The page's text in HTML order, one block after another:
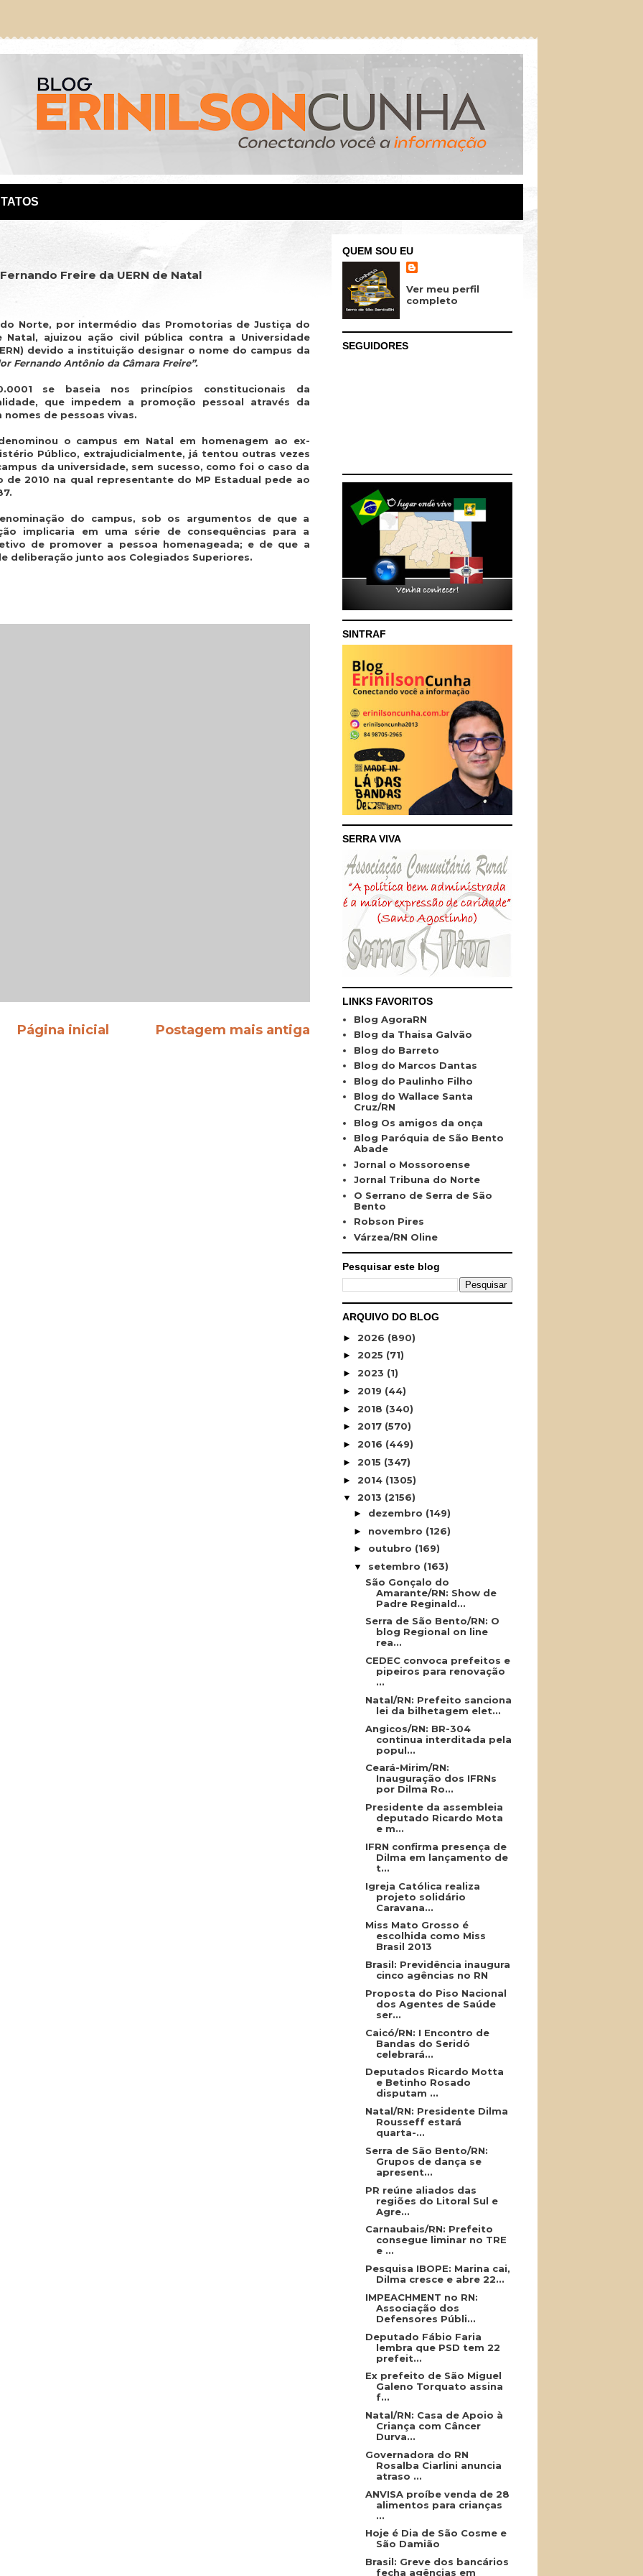
Freire da UERN de Natal
Norte, por intermédio das Promotorias de Justiça do
ajuizou ação civil pública contra a Universidade
devido a instituição designar o nome do campus da
Fernando Antônio da Câmara Freire”.
se baseia nos princípios constitucionais da
que impedem a promoção pessoal através da
de pessoas vivas.
o campus em Natal em homenagem ao ex-
Público, extrajudicialmente, já tentou outras vezes
da universidade, sem sucesso, como foi o caso da
de 2010 na qual representante do MP Estadual pede ao
do campus, sob os argumentos de que a
implicaria em uma série de consequências para a
de promover a pessoa homenageada; e de que a
deliberação junto aos Colegiados Superiores.
Postagem mais antiga
Página inicial
QUEM SOU EU
Ver meu perfil
completo
SEGUIDORES
SINTRAF
SERRA VIVA
LINKS FAVORITOS
Blog AgoraRN
Blog da Thaisa Galvão
Blog do Barreto
Blog do Marcos Dantas
Blog do Paulinho Filho
Blog do Wallace Santa
Cruz/RN
Blog Os amigos da onça
Blog Paróquia de São Bento
Abade
Jornal o Mossoroense
Jornal Tribuna do Norte
O Serrano de Serra de São
Bento
Robson Pires
Várzea/RN Oline
Pesquisar este blog
ARQUIVO DO BLOG
► 2026 (890)
► 2025 (71)
► 2023 (1)
► 2019 (44)
► 2018 (340)
► 2017 (570)
► 2016 (449)
► 2015 (347)
► 2014 (1305)
▼ 2013 (2156)
► dezembro (149)
► novembro (126)
► outubro (169)
▼ setembro (163)
São Gonçalo do
Amarante/RN: Show de
Padre Reginald...
Serra de São Bento/RN: O
blog Regional on line
rea...
CEDEC convoca prefeitos e
pipeiros para renovação
...
Natal/RN: Prefeito sanciona
lei da bilhetagem elet...
Angicos/RN: BR-304
continua interditada pela
popul...
Ceará-Mirim/RN:
Inauguração dos IFRNs
por Dilma Ro...
Presidente da assembleia
deputado Ricardo Mota
e m...
IFRN confirma presença de
Dilma em lançamento de
t...
Igreja Católica realiza
projeto solidário
Caravana...
Miss Mato Grosso é
escolhida como Miss
Brasil 2013
Brasil: Previdência inaugura
cinco agências no RN
Proposta do Piso Nacional
dos Agentes de Saúde
ser...
Caicó/RN: I Encontro de
Bandas do Seridó
celebrará...
Deputados Ricardo Motta
e Betinho Rosado
disputam ...
Natal/RN: Presidente Dilma
Rousseff estará
quarta-...
Serra de São Bento/RN:
Grupos de dança se
apresent...
PR reúne aliados das
regiões do Litoral Sul e
Agre...
Carnaubais/RN: Prefeito
consegue liminar no TRE
e ...
Pesquisa IBOPE: Marina cai,
Dilma cresce e abre 22...
IMPEACHMENT no RN:
Associação dos
Defensores Públi...
Deputado Fábio Faria
lembra que PSD tem 22
prefeit...
Ex prefeito de São Miguel
Galeno Torquato assina
f...
Natal/RN: Casa de Apoio à
Criança com Câncer
Durva...
Governadora do RN
Rosalba Ciarlini anuncia
atraso ...
ANVISA proíbe venda de 28
alimentos para crianças
...
Hoje é Dia de São Cosme e
São Damião
Brasil: Greve dos bancários
fecha agências em